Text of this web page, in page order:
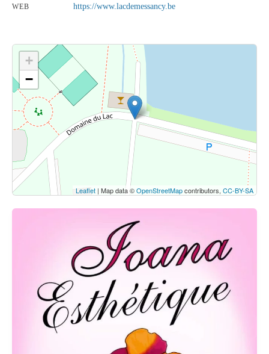
WEB https://www.lacdemessancy.be
Cliquez sur le bouton pour afficher la carte.
Voir la carte
+
−
Leaflet | Map data ©OpenStreetMapcontributors, CC-BY-SA